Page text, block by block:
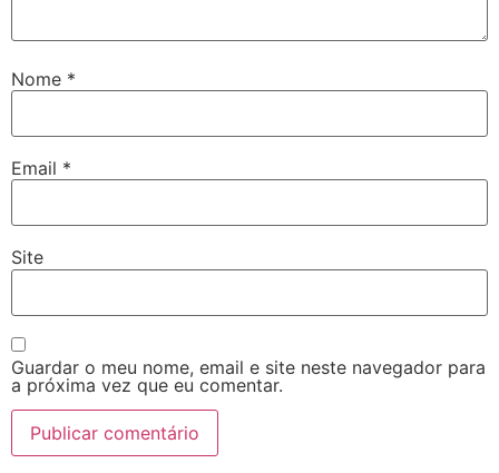
Nome *
Email *
Site
Guardar o meu nome, email e site neste navegador para
a próxima vez que eu comentar.